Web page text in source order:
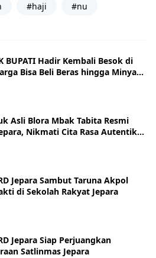
#haji #nu
BUPATI Hadir Kembali Besok di
Bisa Beli Beras hingga Minyak
Harga Terjangkau
Asli Blora Mbak Tabita Resmi
Nikmati Cita Rasa Autentik
Ribu
Jepara Sambut Taruna Akpol
di Sekolah Rakyat Jepara
Jepara Siap Perjuangkan
Satlinmas Jepara